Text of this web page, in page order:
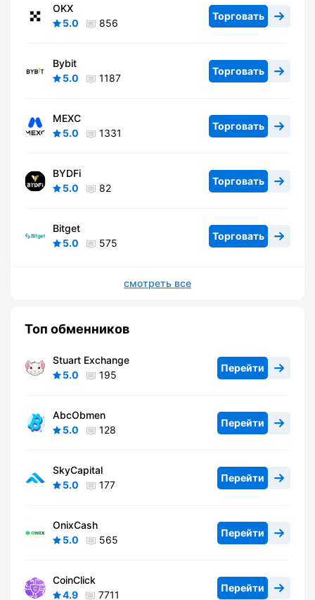
OKX
5.0
856
Торговать
Bybit
5.0
1187
Торговать
MEXC
5.0
1331
Торговать
BYDFi
5.0
82
Торговать
Bitget
5.0
575
Торговать
смотреть все
Топ обменников
Stuart Exchange
5.0
195
Перейти
AbcObmen
5.0
128
Перейти
SkyCapital
5.0
177
Перейти
OnixCash
5.0
565
Перейти
CoinClick
4.9
7711
Перейти